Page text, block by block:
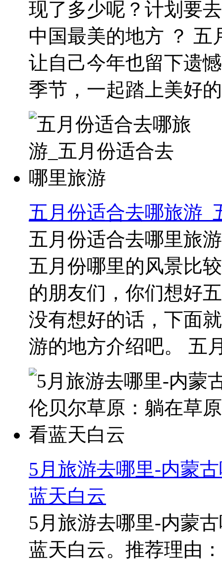
现了多少呢？计划要
中国最美的地方 ？ 五
让自己今年也留下遗
季节，一起踏上美好
五月份适合去哪旅游_
五月份适合去哪里旅
五月份哪里的风景比
的朋友们，你们想好
没有想好的话，下面
游的地方介绍吧。 五
5月旅游去哪里-内蒙
蓝天白云
5月旅游去哪里-内蒙
蓝天白云。推荐理由